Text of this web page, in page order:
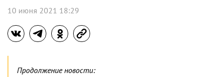
10 июня 2021 18:29
Продолжение новости: